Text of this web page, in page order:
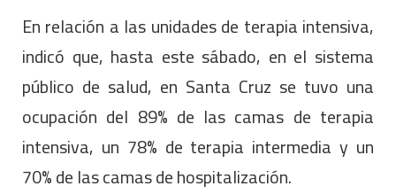
En relación a las unidades de terapia intensiva,
indicó que, hasta este sábado, en el sistema
público de salud, en Santa Cruz se tuvo una
ocupación del 89% de las camas de terapia
intensiva, un 78% de terapia intermedia y un
70% de las camas de hospitalización.